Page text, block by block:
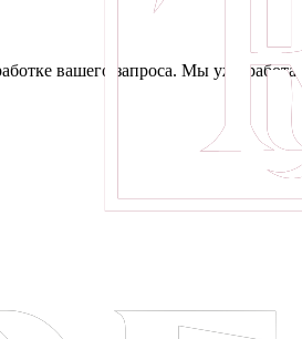
вашего запроса. Мы уже